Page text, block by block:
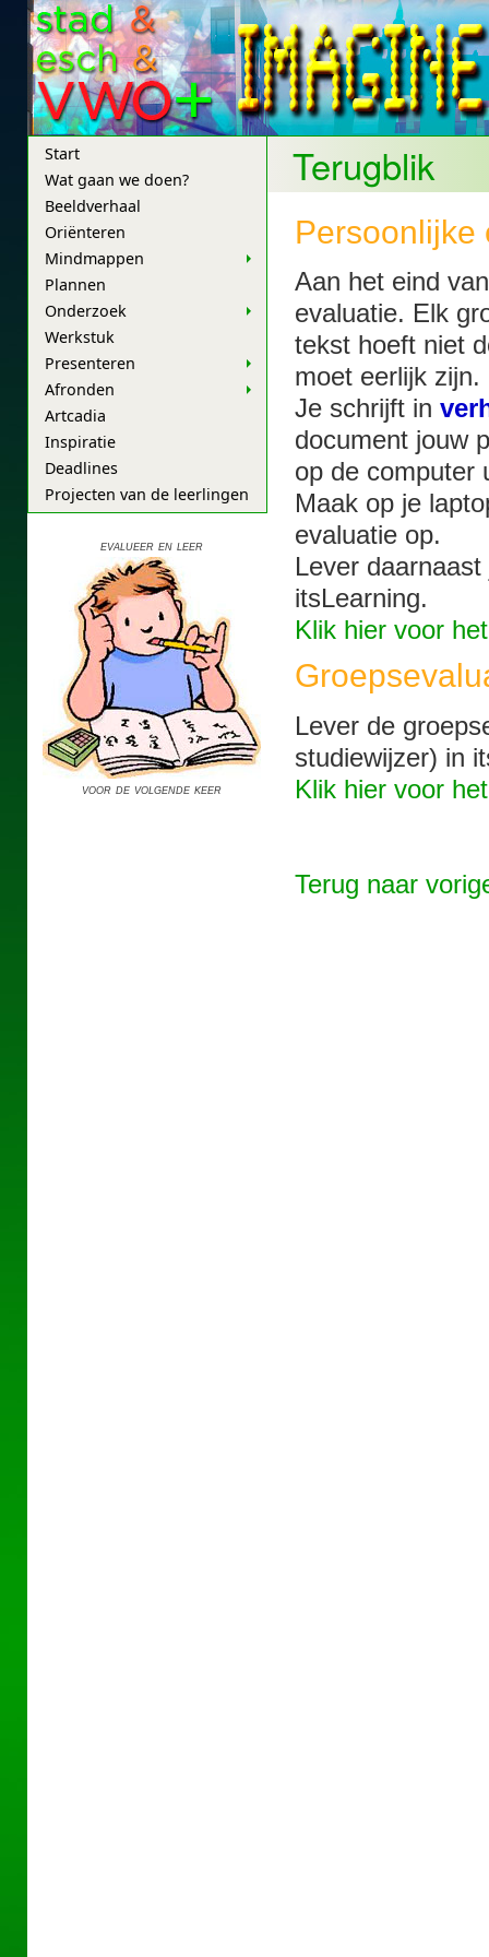
Start
Wat gaan we doen?
Beeldverhaal
Oriënteren
Mindmappen
Plannen
Onderzoek
Werkstuk
Presenteren
Afronden
Artcadia
Inspiratie
Deadlines
Projecten van de leerlingen
Terugblik
Persoonlijke
Aan het eind
evaluatie. Elk
tekst hoeft niet
moet eerlijk zijn.
Je schrijft in
document jouw
op de computer
Maak op je
evaluatie op.
Lever
itsLearning.
Klik hier voor
Lever de
studiewijzer) in
Klik hier voor
Terug naar
evalueer en leer
voor de volgende keer